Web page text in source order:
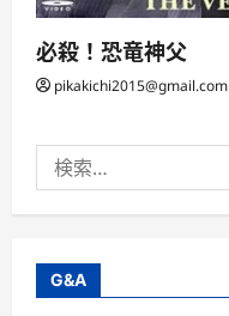
必殺！恐竜神父
pikakichi2015@gmail.com
索:
G&A